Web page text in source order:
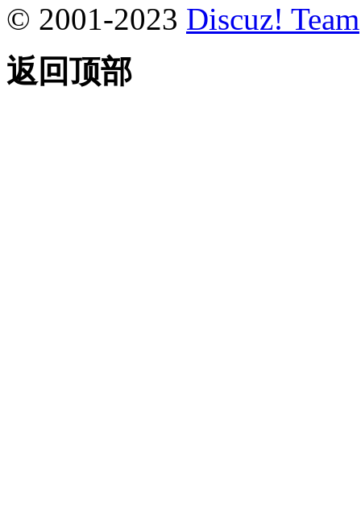
© 2001-2023 Discuz! Team
返回顶部